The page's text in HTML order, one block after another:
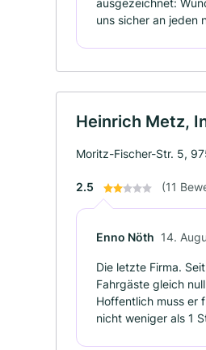
ausgezeichnet:
uns sicher an jeden
Heinrich Metz,
Moritz-Fischer-Str. 5,
2.5 (11
Enno Nöth 14.
Die letzte Firma.
Fahrgäste gleich
Hoffentlich muss er
nicht weniger als 1